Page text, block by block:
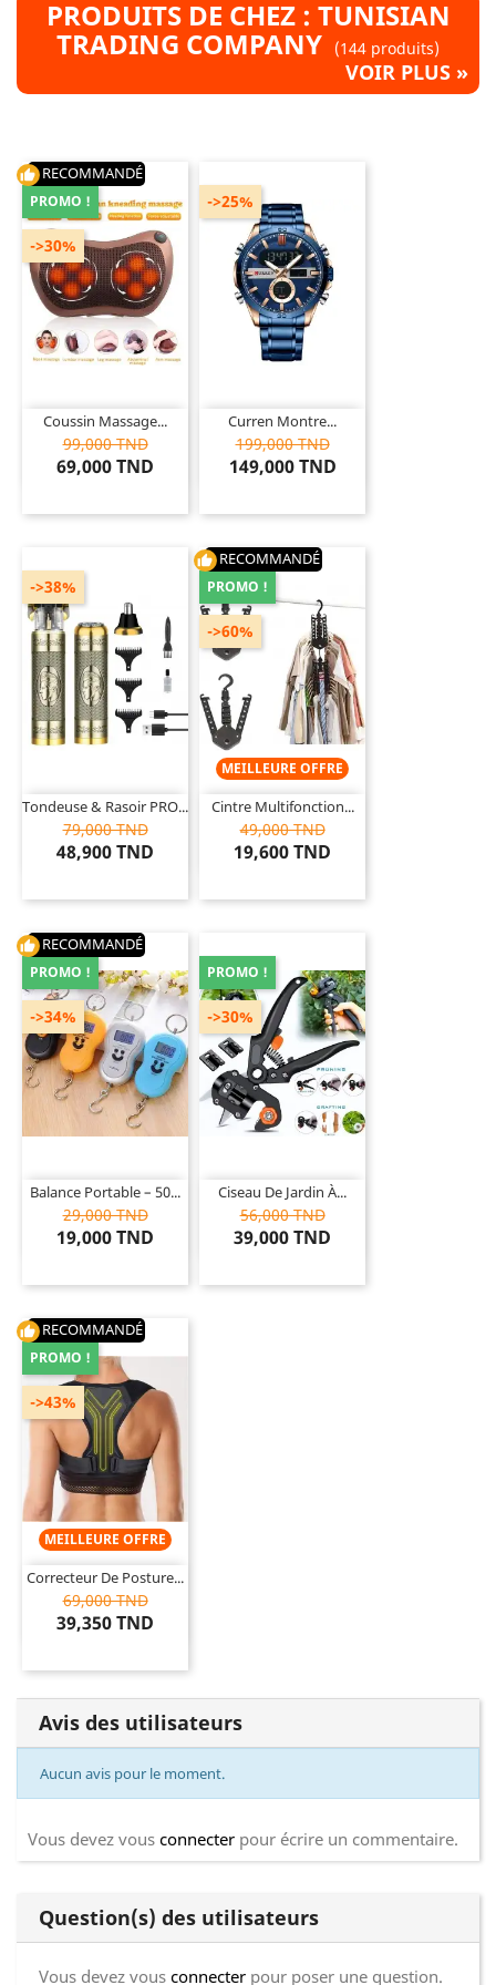
PRODUITS DE CHEZ : TUNISIAN
TRADING COMPANY (144 produits)
VOIR PLUS »
thumb_up RECOMMANDÉ
Coussin Massage...
99,000 TND
69,000 TND
->30%
PROMO !
Curren Montre...
199,000 TND
149,000 TND
->25%
Tondeuse & Rasoir PRO...
79,000 TND
48,900 TND
->38%
thumb_up RECOMMANDÉ
MEILLEURE OFFRE
Cintre Multifonction...
49,000 TND
19,600 TND
PROMO !
->60%
thumb_up RECOMMANDÉ
Balance Portable – 50...
29,000 TND
19,000 TND
->34%
PROMO !
Ciseau De Jardin À...
56,000 TND
39,000 TND
->30%
PROMO !
thumb_up RECOMMANDÉ
MEILLEURE OFFRE
Correcteur De Posture...
69,000 TND
39,350 TND
->43%
PROMO !
Avis des utilisateurs
Aucun avis pour le moment.
Vous devez vous connecter pour écrire un commentaire.
Question(s) des utilisateurs
Vous devez vous connecter pour poser une question.